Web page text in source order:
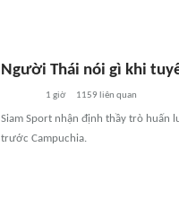
Người Thái nói gì khi
1 giờ 1159 liên quan
Siam Sport nhận định thầy trò huấn
trước Campuchia.